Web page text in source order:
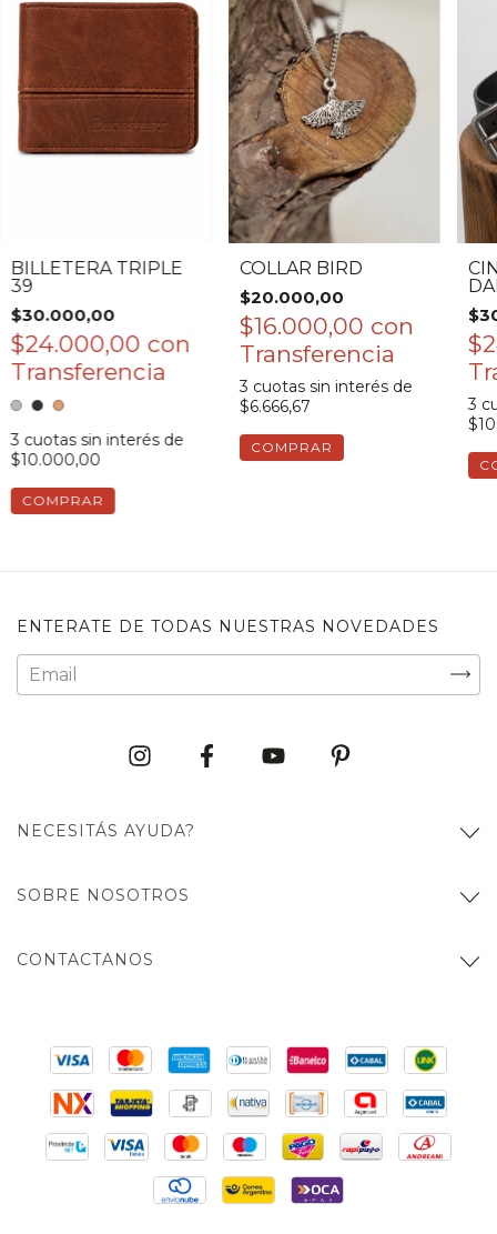
BILLETERA TRIPLE
39
$30.000,00
$24.000,00 con
3 cuotas sin interés de
$10.000,00
COMPRAR
COLLAR BIRD
$20.000,00
$16.000,00 con
3 cuotas sin interés de
$6.666,67
COMPRAR
3
ENTERATE DE TODAS NUESTRAS NOVEDADES
NECESITÁS AYUDA?
SOBRE NOSOTROS
CONTACTANOS